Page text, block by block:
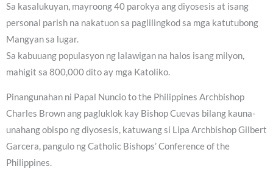
Sa kasalukuyan, mayroong 40 parokya ang diyosesis at isang
personal parish na nakatuon sa paglilingkod sa mga katutubong
Mangyan sa lugar.
Sa kabuuang populasyon ng lalawigan na halos isang milyon,
mahigit sa 800,000 dito ay mga Katoliko.
Pinangunahan ni Papal Nuncio to the Philippines Archbishop
Charles Brown ang pagluklok kay Bishop Cuevas bilang kauna-
unahang obispo ng diyosesis, katuwang si Lipa Archbishop Gilbert
Garcera, pangulo ng Catholic Bishops’ Conference of the
Philippines.